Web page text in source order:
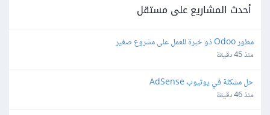
أحدث المشاريع على مستقل
مطور Odoo ذو خبرة للعمل على مشروع صغير
منذ 45 دقيقة
حل مشكلة في يوتيوب AdSense
منذ 46 دقيقة